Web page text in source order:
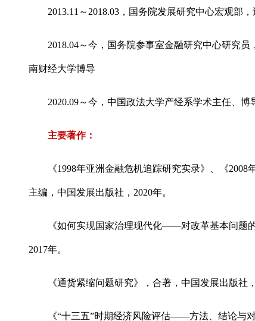
2013.11～2018.03，国务院发展研究中心宏观部
2018.04～今，国务院参事室金融研究中心研究
南财经大学博导
2020.09～今，中国政法大学产经系学术主任、博
主要著作：
《1998年亚洲金融危机追踪研究实录》、《
主编，中国发展出版社，2020年。
《如何实现国家治理现代化——对改革基本问题
2017年。
《通货紧缩问题研究》，合著，中国发展出版社，
《“十三五”时期经济风险评估——方法、结论与